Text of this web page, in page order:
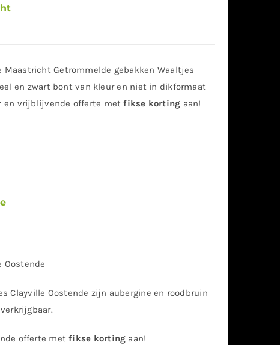
Maastricht Getrommelde gebakken Waaltjes
en zwart bont van kleur en niet in dikformaat
en vrijblijvende offerte metfikse korting aan!
Oostende
Clayville Oostende zijn aubergine en roodbruin
offerte metfikse korting aan!